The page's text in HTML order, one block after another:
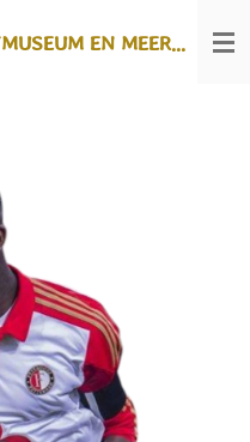
EN MEER...